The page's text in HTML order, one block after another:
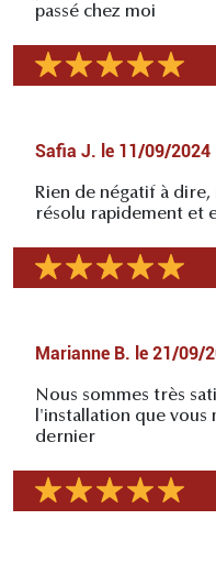
passé chez moi
Safia J. le 11/09/2024
Rien de négatif à
résolu rapidement et
Marianne B. le 21/09/
Nous sommes très
l'installation que vous
dernier